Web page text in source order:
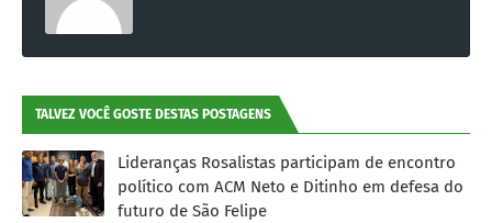
TALVEZ VOCÊ GOSTE DESTAS POSTAGENS
Lideranças Rosalistas participam de encontro
político com ACM Neto e Ditinho em defesa do
futuro de São Felipe